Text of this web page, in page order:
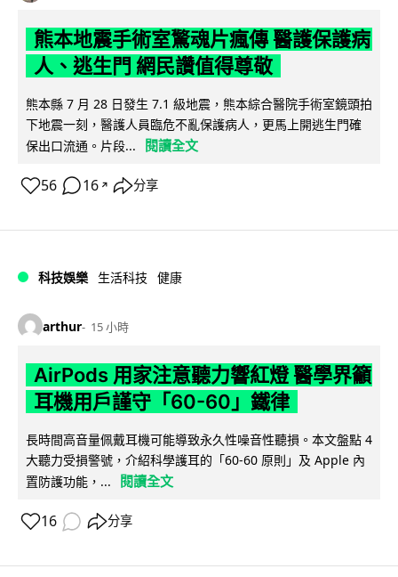
熊本地震手術室驚魂片瘋傳 醫護保護病
人、逃生門 網民讚值得尊敬
熊本縣 7 月 28 日發生 7.1 級地震，熊本綜合醫院手術室鏡頭拍
下地震一刻，醫護人員臨危不亂保護病人，更馬上開逃生門確
保出口流通。片段...
閱讀全文
56 16 ↗ 分享
科技娛樂 生活科技 健康
arthur 15 小時
AirPods 用家注意聽力響紅燈 醫學界籲
耳機用戶謹守「60-60」鐵律
長時間高音量佩戴耳機可能導致永久性噪音性聽損。本文盤點 4
大聽力受損警號，介紹科學護耳的「60-60 原則」及 Apple 內
置防護功能，...
閱讀全文
16 分享